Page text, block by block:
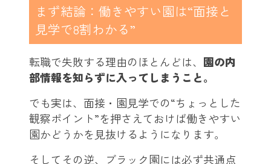
まず結論：働きやすい園は“面接と
見学で8割わかる”
転職で失敗する理由のほとんどは、 園の内
部情報を知らずに入ってしまうこと。
でも実は、面接・園見学での“ちょっとした
観察ポイント”を押さえておけば働きやすい
園かどうかを見抜けるようになります。
そしてその逆、ブラック園には必ず共通点